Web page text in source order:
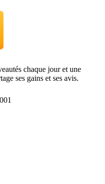
chaque jour et une
ses gains et ses avis.